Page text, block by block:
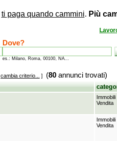
ti paga quando cammini. Più
Dove?
es.: Milano, Roma, 00100, NA...
cambia criterio... ] (80 annunci trovati)
Immobili
Vendita
Immobili
Vendita